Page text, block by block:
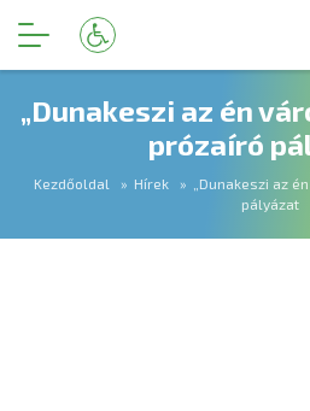
„Dunakeszi az én
prózaíró
Kezdőoldal Hírek
„Dunakeszi az
pályázat